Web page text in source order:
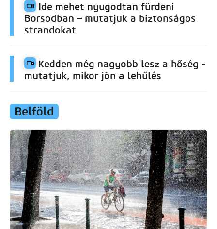
Ide mehet nyugodtan fürdeni
Borsodban – mutatjuk a biztonságos
strandokat
Kedden még nagyobb lesz a hőség -
mutatjuk, mikor jön a lehűlés
Belföld